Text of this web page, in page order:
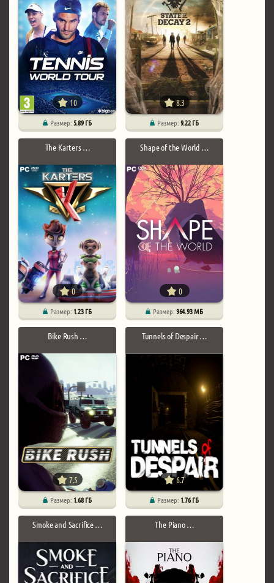
10
Размер:5.89 ГБ
8.3
Размер:9.22 ГБ
The Karters …
0
Размер: 1.23 ГБ
Shape of the World …
0
Размер:964.93 МБ
Bike Rush …
7.5
Размер: 1.68 ГБ
Tunnels of Despair …
6.7
Размер: 1.76 ГБ
Smoke and Sacrifice … The Piano …